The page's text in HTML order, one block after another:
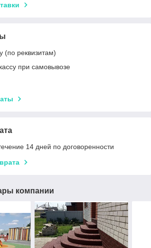
(по реквизитам)
при самовывозе
14 дней по договоренности
компании